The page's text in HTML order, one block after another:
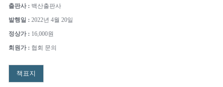
출판사 : 백산출판사
발행일 :2022년 4월 20일
정상가 : 16,000원
회원가 : 협회 문의
책표지